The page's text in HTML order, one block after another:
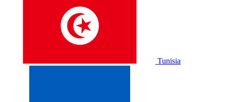
Tunisia